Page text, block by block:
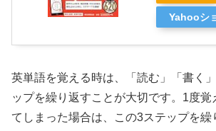
Yahooシ
英単語を覚える時は、「読む」「書く
ップを繰り返すことが大切です。1度
てしまった場合は、この3ステップを繰